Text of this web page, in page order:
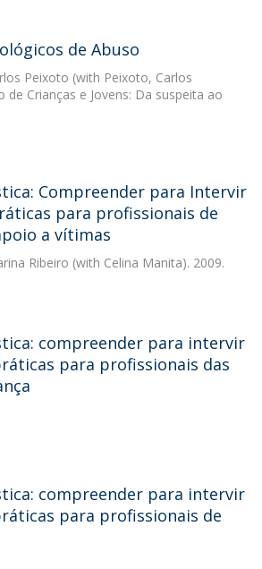
de Abuso
Peixoto (with Peixoto, Carlos
de Crianças e Jovens: Da suspeita ao
Compreender para Intervir
para profissionais de
a vítimas
Ribeiro (with Celina Manita). 2009.
compreender para intervir
para profissionais das
compreender para intervir
para profissionais de